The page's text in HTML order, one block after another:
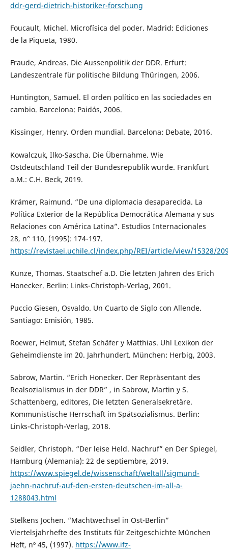
ddr-gerd-dietrich-historiker-forschung
Foucault, Michel. Microfísica del poder. Madrid: Ediciones
de la Piqueta, 1980.
Fraude, Andreas. Die Aussenpolitik der DDR. Erfurt:
Landeszentrale für politische Bildung Thüringen, 2006.
Huntington, Samuel. El orden político en las sociedades en
cambio. Barcelona: Paidós, 2006.
Kissinger, Henry. Orden mundial. Barcelona: Debate, 2016.
Kowalczuk, Ilko-Sascha. Die Übernahme. Wie
Ostdeutschland Teil der Bundesrepublik wurde. Frankfurt
a.M.: C.H. Beck, 2019.
Krämer, Raimund. “De una diplomacia desaparecida. La
Política Exterior de la República Democrática Alemana y sus
Relaciones con América Latina”. Estudios Internacionales
28, n° 110, (1995): 174-197.
https://revistaei.uchile.cl/index.php/REI/article/view/15328/
Kunze, Thomas. Staatschef a.D. Die letzten Jahren des Erich
Honecker. Berlin: Links-Christoph-Verlag, 2001.
Puccio Giesen, Osvaldo. Un Cuarto de Siglo con Allende.
Santiago: Emisión, 1985.
Roewer, Helmut, Stefan Schäfer y Matthias. Uhl Lexikon der
Geheimdienste im 20. Jahrhundert. München: Herbig, 2003.
Sabrow, Martin. “Erich Honecker. Der Repräsentant des
Realsozialismus in der DDR” , in Sabrow, Martin y S.
Schattenberg, editores, Die letzten Generalsekretäre.
Kommunistische Herrschaft im Spätsozialismus. Berlin:
Links-Christoph-Verlag, 2018.
Seidler, Christoph. “Der leise Held. Nachruf” en Der Spiegel,
Hamburg (Alemania): 22 de septiembre, 2019.
https://www.spiegel.de/wissenschaft/weltall/sigmund-
jaehn-nachruf-auf-den-ersten-deutschen-im-all-a-
1288043.html
Stelkens Jochen. “Machtwechsel in Ost-Berlin”
Viertelsjahrhefte des Instituts für Zeitgeschichte München
Heft, nº 45, (1997). https://www.ifz-